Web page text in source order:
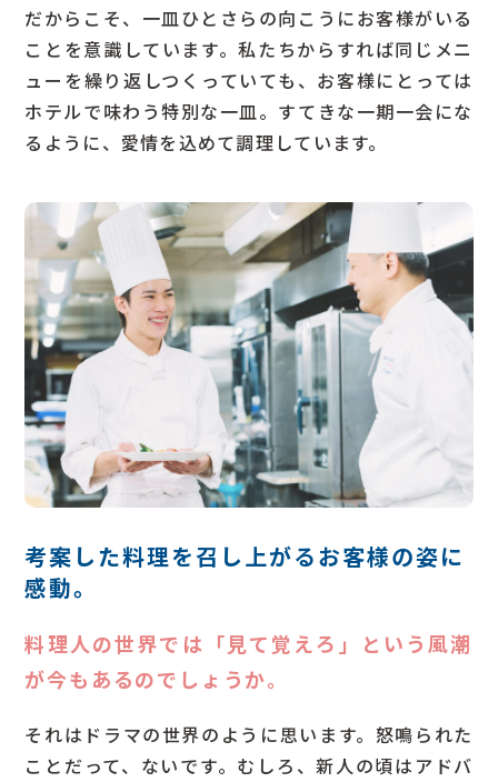
だからこそ、一皿ひとさらの向こうにお客様がいる
ことを意識しています。私たちからすれば同じメニ
ューを繰り返しつくっていても、お客様にとっては
ホテルで味わう特別な一皿。すてきな一期一会にな
るように、愛情を込めて調理しています。
考案した料理を召し上がるお客様の姿に
感動。
Q
料理人の世界では「見て覚えろ」という風潮
が今もあるのでしょうか。
それはドラマの世界のように思います。怒鳴られた
ことだって、ないです。むしろ、新人の頃はアドバ